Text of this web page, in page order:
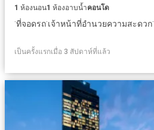
1 ห้องนอน1 ห้องอาบน้ำคอนโด
·ที่จอดรถ·เจ้าหน้าที่อำนวยความสะดวก·
เป็นครั้งแรกเมื่อ 3 สัปดาห์ที่แล้ว